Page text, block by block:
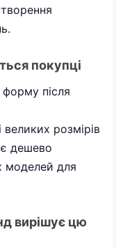
покупці
після
великих розмірів
дешево
моделей для
вирішує цю